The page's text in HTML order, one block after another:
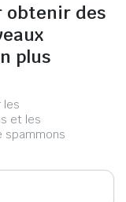
obtenir des
plus
les
et les
spammons